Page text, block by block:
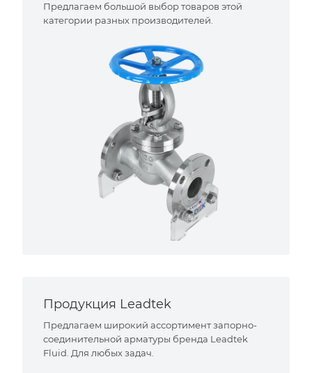
Предлагаем большой выбор товаров этой
категории разных производителей.
Продукция Leadtek
Предлагаем широкий ассортимент запорно-
соединительной арматуры бренда Leadtek
Fluid. Для любых задач.